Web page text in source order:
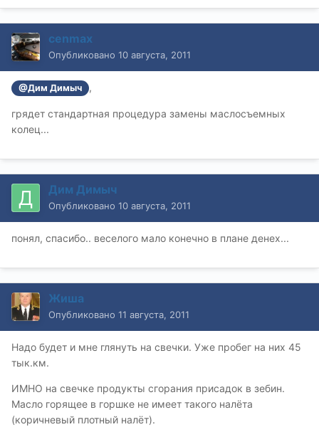
cenmax
Опубликовано 10 августа, 2011
@Дим Димыч ,
грядет стандартная процедура замены маслосъемных
колец...
Дим Димыч
Опубликовано 10 августа, 2011
понял, спасибо.. веселого мало конечно в плане денех...
Жиша
Опубликовано 11 августа, 2011
Надо будет и мне глянуть на свечки. Уже пробег на них 45
тык.км.
ИМНО на свечке продукты сгорания присадок в зебин.
Масло горящее в горшке не имеет такого налёта
(коричневый плотный налёт).